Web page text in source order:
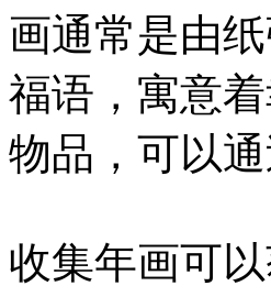
画通常是由
福语，寓意
物品，可以
收集年画可